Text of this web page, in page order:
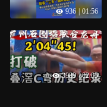
936 | 01:56
3989 | 02:05